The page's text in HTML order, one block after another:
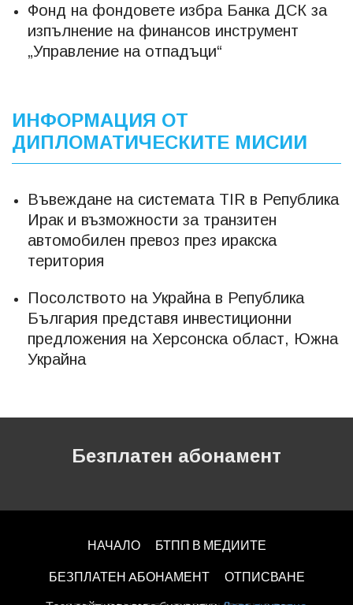
Фонд на фондовете избра Банка ДСК за
изпълнение на финансов инструмент
„Управление на отпадъци“
ИНФОРМАЦИЯ ОТ
ДИПЛОМАТИЧЕСКИТЕ МИСИИ
Въвеждане на системата TIR в Република
Ирак и възможности за транзитен
автомобилен превоз през иракска
територия
Посолството на Украйна в Република
България представя инвестиционни
предложения на Херсонска област, Южна
Украйна
Безплатен абонамент
НАЧАЛО БТПП В МЕДИИТЕ
БЕЗПЛАТЕН AБОНАМЕНТ ОТПИСВАНЕ